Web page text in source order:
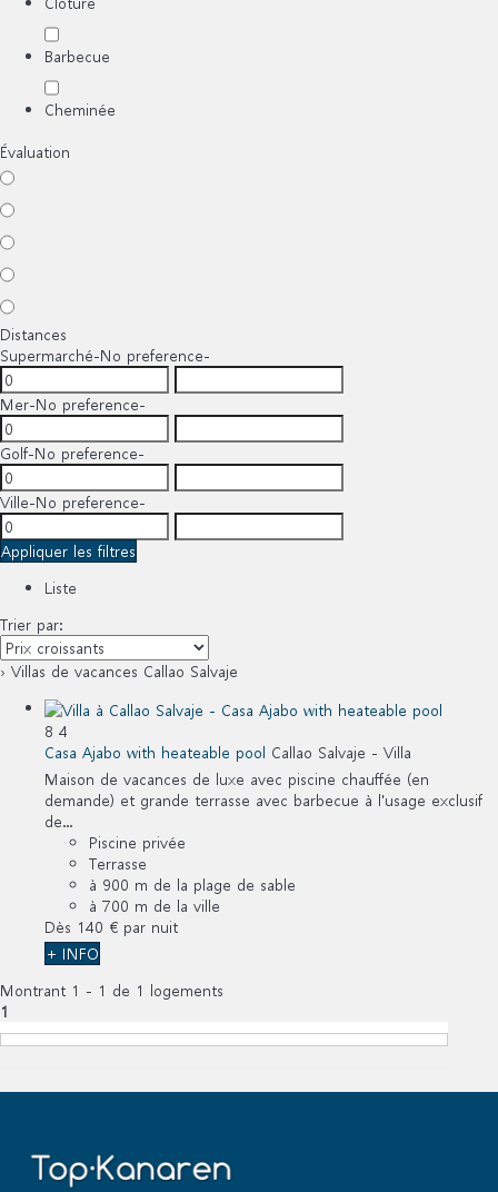
Barbecue
Cheminée
Évaluation
Distances
Supermarché-No preference-
Mer-No preference-
Golf-No preference-
Ville-No preference-
Appliquer les filtres
Liste
Trier par:
› Villas de vacances Callao Salvaje
8 4
Casa Ajabo with heateable pool Callao Salvaje - Villa
Maison de vacances de luxe avec piscine chauffée (en
demande) et grande terrasse avec barbecue à l'usage exclusif
de...
Piscine privée
Terrasse
à 900 m de la plage de sable
à 700 m de la ville
Dès 140 € par nuit
+ INFO
Montrant 1 - 1 de 1 logements
1